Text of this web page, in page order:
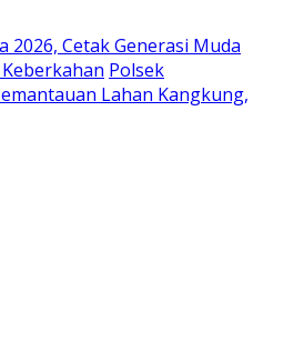
2026, Cetak Generasi Muda
Polsek
Lahan Kangkung,